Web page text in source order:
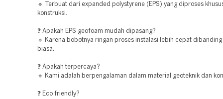
🔹 Terbuat dari expanded polystyrene (EPS) yang diproses
konstruksi.
❓ Apakah EPS geofoam mudah dipasang?
🔹 Karena bobotnya ringan proses instalasi lebih cepat
biasa.
❓ Apakah terpercaya?
🔹 Kami adalah berpengalaman dalam material geoteknik dan
❓ Eco friendly?